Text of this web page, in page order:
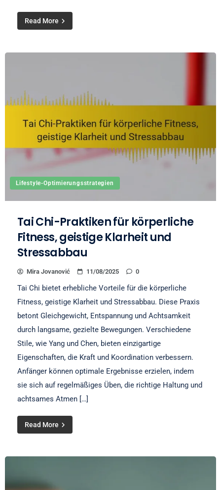
Read More
Lifestyle-Optimierungsstrategien
Tai Chi-Praktiken für körperliche
Fitness, geistige Klarheit und
Stressabbau
Mira Jovanović 11/08/2025 0
Tai Chi bietet erhebliche Vorteile für die körperliche
Fitness, geistige Klarheit und Stressabbau. Diese Praxis
betont Gleichgewicht, Entspannung und Achtsamkeit
durch langsame, gezielte Bewegungen. Verschiedene
Stile, wie Yang und Chen, bieten einzigartige
Eigenschaften, die Kraft und Koordination verbessern.
Anfänger können optimale Ergebnisse erzielen, indem
sie sich auf regelmäßiges Üben, die richtige Haltung und
achtsames Atmen […]
Read More